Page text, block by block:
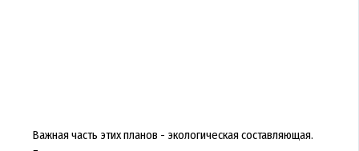
Важная часть этих планов - экологическая составляющая.